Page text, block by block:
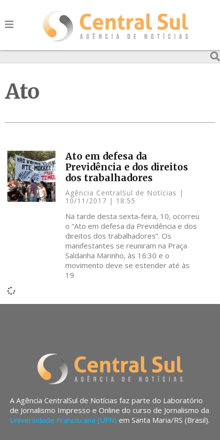
Ato
Ato em defesa da
Previdência e dos direitos
dos trabalhadores
Agência CentralSul de Notícias
10/11/2017
18:55
Na tarde desta sexta-feira, 10, ocorreu
o “Ato em defesa da Previdência e dos
direitos dos trabalhadores”. Os
manifestantes se reuniram na Praça
Saldanha Marinho, às 16:30 e o
movimento deve se estender até às
19
A Agência CentralSul de Notícias faz parte do Laboratório
de Jornalismo Impresso e Online do curso de Jornalismo da
Universidade Franciscana (UFN) em Santa Maria/RS (Brasil).